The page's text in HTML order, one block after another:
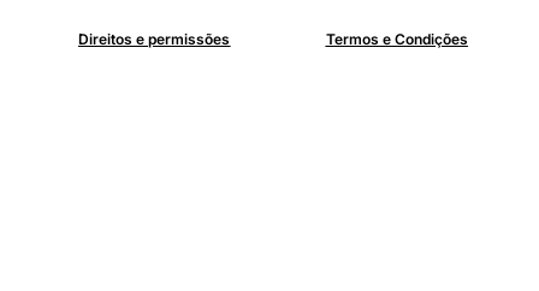
Direitos e permissões Termos e Condições